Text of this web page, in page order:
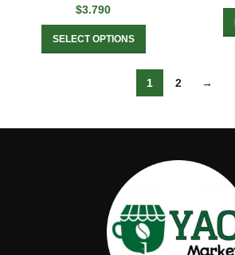
$3.790
SELECT OPTIONS
1 2 →